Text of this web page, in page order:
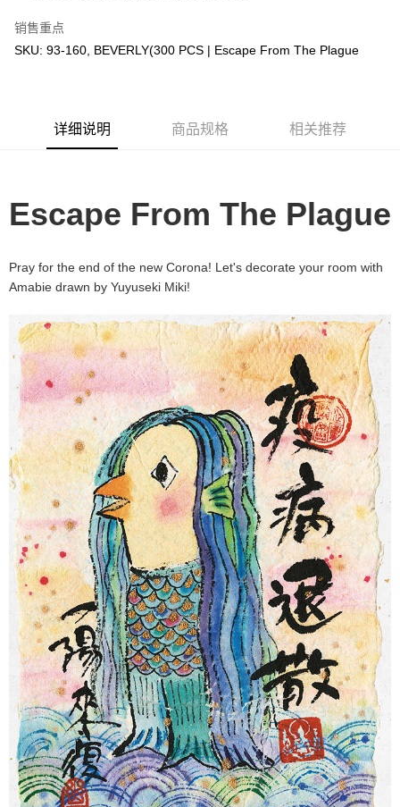
免运费
销售重点
SKU: 93-160, BEVERLY(300 PCS | Escape From The Plague
详细说明 商品规格 相关推荐
Escape From The Plague
Pray for the end of the new Corona! Let's decorate your room with
Amabie drawn by Yuyuseki Miki!